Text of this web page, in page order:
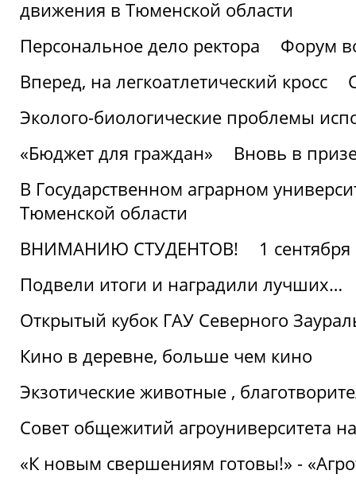
движения в Тюменской области
Персональное дело ректора
Форум
Вперед, на легкоатлетический кросс
Эколого-биологические проблемы
«Бюджет для граждан»
Вновь в
В Государственном аграрном
Тюменской области
ВНИМАНИЮ СТУДЕНТОВ!
1 сентября
Подвели итоги и наградили лучших…
Открытый кубок ГАУ Северного
Кино в деревне, больше чем кино
Экзотические животные ,
Совет общежитий агроуниверситета
«К новым свершениям готовы!» -